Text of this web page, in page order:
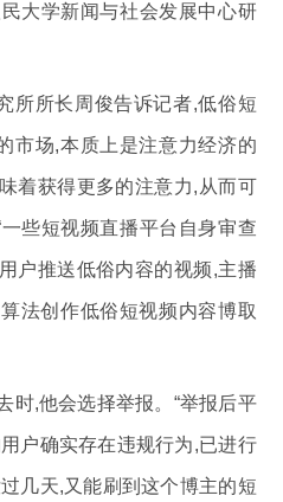
大学新闻与社会发展中心研
所所长周俊告诉记者,低俗短
市场,本质上是注意力经济的
着获得更多的注意力,从而可
些短视频直播平台自身审查
户推送低俗内容的视频,主播
法创作低俗短视频内容博取
时,他会选择举报。“举报后平
户确实存在违规行为,已进行
几天,又能刷到这个博主的短